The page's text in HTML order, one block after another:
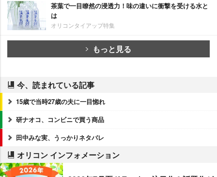
茶葉で一目瞭然の浸透力！味の違いに衝撃を受ける水と
は
オリコンタイアップ特集
もっと見る
今、読まれている記事
15歳で当時27歳の夫に一目惚れ
研ナオコ、コンビニで買う商品
田中みな実、うっかりネタバレ
オリコン インフォメーション